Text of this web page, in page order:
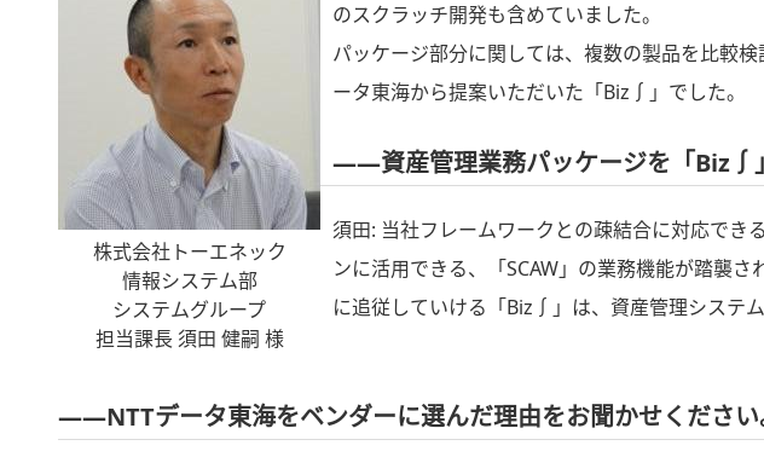
株式会社トーエネック
情報システム部
システムグループ
担当課長 須田 健嗣 様
のスクラッチ開発も含めていました。
パッケージ部分に関しては、複数の製品を比較
ータ東海から提案いただいた「Biz∫」でした。
――資産管理業務パッケージを「Biz∫
須田: 当社フレームワークとの疎結合に対応でき
ンに活用できる、「SCAW」の業務機能が踏襲
に追従していける「Biz∫」は、資産管理システ
――NTTデータ東海をベンダーに選んだ理由をお聞かせください